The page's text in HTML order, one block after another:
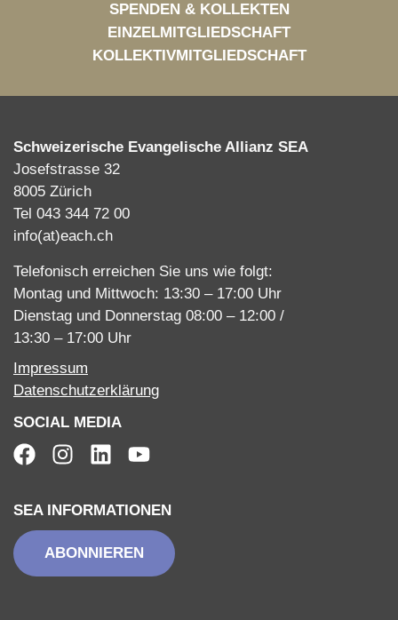
SPENDEN & KOLLEKTEN
EINZELMITGLIEDSCHAFT
KOLLEKTIVMITGLIEDSCHAFT
Schweizerische Evangelische Allianz SEA
Josefstrasse 32
8005 Zürich
Tel 043 344 72 00
info(at)each.ch
Telefonisch erreichen Sie uns wie folgt:
Montag und Mittwoch: 13:30 – 17:00 Uhr
Dienstag und Donnerstag 08:00 – 12:00 /
13:30 – 17:00 Uhr
Impressum
Datenschutzerklärung
SOCIAL MEDIA
SEA INFORMATIONEN
ABONNIEREN